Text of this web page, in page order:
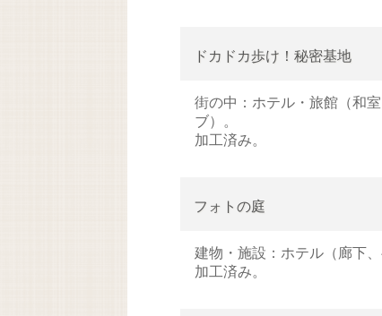
ドカドカ歩け！秘密基地
街の中：ホテル・旅館（和
ブ）。
加工済み。
フォトの庭
建物・施設：ホテル（廊下、
加工済み。